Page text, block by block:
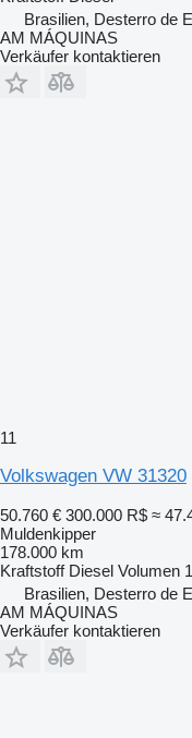
Brasilien, Desterro de
AM MÁQUINAS
Verkäufer kontaktieren
11
Volkswagen VW 31320
50.760 € 300.000 R$ ≈
Muldenkipper
178.000 km
Kraftstoff Diesel Volumen
Brasilien, Desterro de
AM MÁQUINAS
Verkäufer kontaktieren